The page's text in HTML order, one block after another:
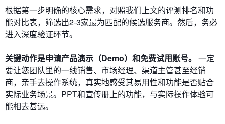
根据第一步明确的核心需求，对照我们上文的评测排名和功
能对比表，筛选出2-3家最为匹配的候选服务商。然后，务必
进入深度验证环节。
关键动作是申请产品演示（Demo）和免费试用账号。 一定
要让您团队里的一线销售、市场经理、渠道主管甚至经销
商，亲手去操作系统，真实地感受其易用性和功能是否贴合
实际业务场景。PPT和宣传册上的功能，与实际操作体验可
能相去甚远。